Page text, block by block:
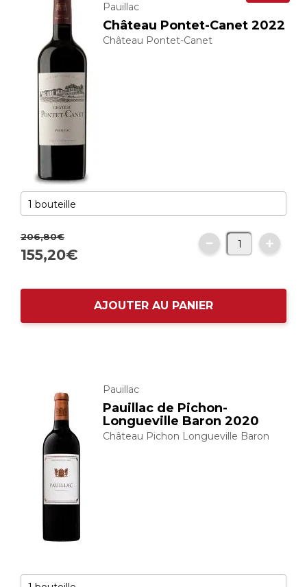
Pauillac
Château Pontet-Canet 2022
Château Pontet-Canet
206,80€
155,20€
AJOUTER AU PANIER
Pauillac
Pauillac de Pichon-
Longueville Baron 2020
Château Pichon Longueville Baron